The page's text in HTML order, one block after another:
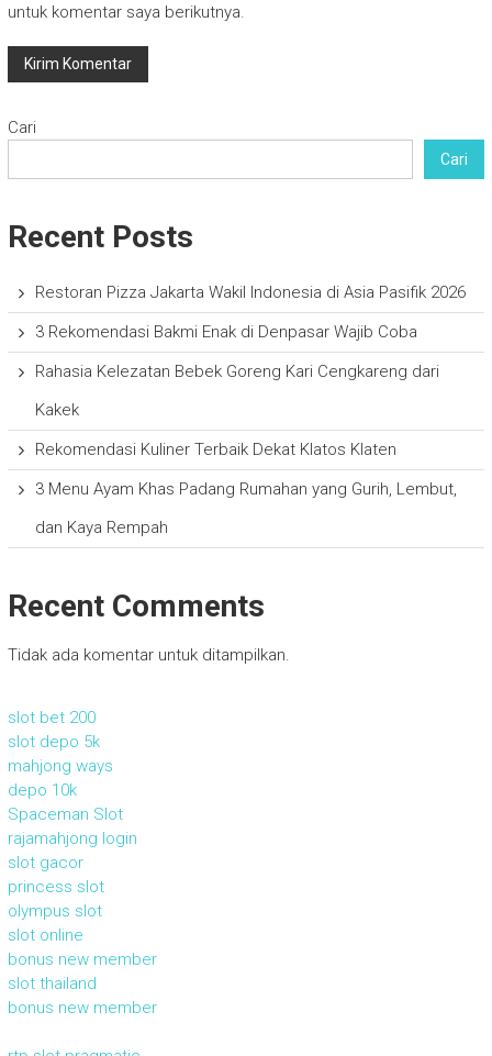
untuk komentar saya berikutnya.
Cari
Cari
Recent Posts
Restoran Pizza Jakarta Wakil Indonesia di Asia Pasifik 2026
3 Rekomendasi Bakmi Enak di Denpasar Wajib Coba
Rahasia Kelezatan Bebek Goreng Kari Cengkareng dari
Kakek
Rekomendasi Kuliner Terbaik Dekat Klatos Klaten
3 Menu Ayam Khas Padang Rumahan yang Gurih, Lembut,
dan Kaya Rempah
Recent Comments
Tidak ada komentar untuk ditampilkan.
slot bet 200
slot depo 5k
mahjong ways
depo 10k
Spaceman Slot
rajamahjong login
slot gacor
princess slot
olympus slot
slot online
bonus new member
slot thailand
bonus new member